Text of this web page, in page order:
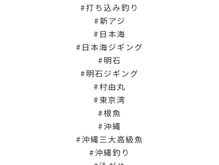
打ち込み釣り
新アジ
日本海
日本海ジギング
明石
明石ジギング
村由丸
東京湾
根魚
沖縄
沖縄三大高級魚
沖縄釣り